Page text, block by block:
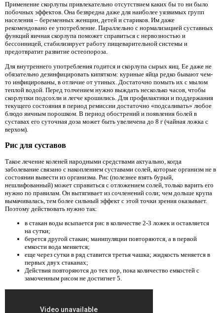
Применение скорлупы привлекательно отсутствием каких бы то ни было
побочных эффектов. Она безвредна даже для наиболее уязвимых групп
населения – беременных женщин, детей и стариков. Им даже
рекомендовано ее употребление. Параллельно с нормализацией суставных
функций яичная скорлупа поможет справиться с нервозностью и
бессонницей, стабилизирует работу пищеварительной системы и
предотвратит развитие остеопороза.
Для внутреннего употребления годится и скорлупа сырых яиц. Ее даже не
обязательно дезинфицировать кипятком: куриные яйца редко бывают чем-
то инфицированы, в отличие от утиных. Достаточно помыть их с мылом
теплой водой. Перед толчением нужно выждать несколько часов, чтобы
скорлупки подсохли и легче крошились. Для профилактики и поддержания
текущего состояния в период ремиссии достаточно «подсаливать» любое
блюдо яичным порошком. В период обострений и появления болей в
суставах его суточная доза может быть увеличена до 8 г (чайная ложка с
верхом).
Рис для суставов
Такое лечение коленей народными средствами актуально, когда
заболевание связано с накоплением суставами солей, которые организм не в
состоянии вывести из организма. Рис (полезнее взять бурый,
нешлифованный) может справиться с отложением солей, только варить его
нужно по правилам. Он вытягивает из сочленений соли; чем дольше крупа
вымачивалась, тем более сильный эффект с этой точки зрения оказывает.
Поэтому действовать нужно так:
в стакан воды всыпается рис в количестве 2-3 ложек и оставляется
на сутки;
берется другой стакан; манипуляции повторяются, а в первой
емкости вода меняется;
еще через сутки в ряд ставится третья чашка; жидкость меняется в
первых двух стаканах;
Действия повторяются до тех пор, пока количество емкостей с
замоченным рисом не достигнет 5.